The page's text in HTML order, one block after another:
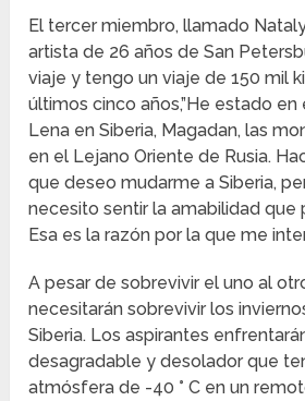
El tercer miembro, llamado
artista de 26 años de San
viaje y tengo un viaje de 150 mil
últimos cinco años,”He estado
Lena en Siberia, Magadan, las
en el Lejano Oriente de Rusia.
que deseo mudarme a Siberia,
necesito sentir la amabilidad que
Esa es la razón por la que me
A pesar de sobrevivir el uno al
necesitarán sobrevivir los
Siberia. Los aspirantes
desagradable y desolador que
atmósfera de -40 ° C en un